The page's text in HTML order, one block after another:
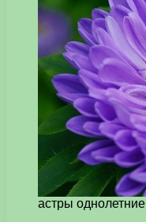
астры однолетние